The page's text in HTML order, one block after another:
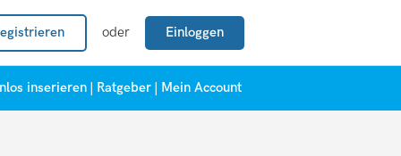
oder Einloggen
inserieren Ratgeber Mein Account